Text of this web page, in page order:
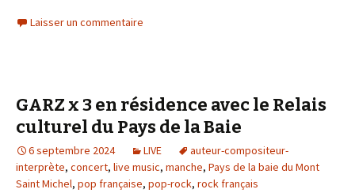
Laisser un commentaire
GARZ x 3 en résidence avec le Relais
culturel du Pays de la Baie
6 septembre 2024 LIVE
auteur-compositeur-
interprète, concert, live music, manche, Pays de la baie du Mont
Saint Michel, pop française, pop-rock, rock français